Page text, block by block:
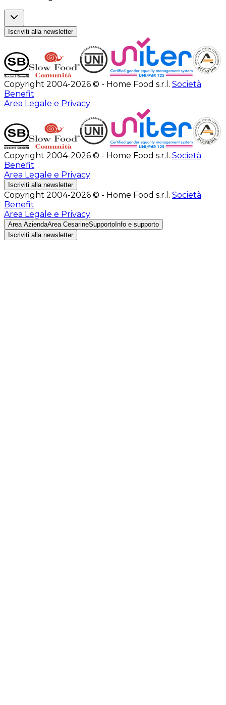
Iscriviti alla newsletter
Copyright 2004-2026 © - Home Food s.r.l. Società
Benefit
Area Legale e Privacy
Copyright 2004-2026 © - Home Food s.r.l. Società
Benefit
Area Legale e Privacy
Iscriviti alla newsletter
Copyright 2004-2026 © - Home Food s.r.l. Società
Benefit
Area Legale e Privacy
Area AziendaArea CesarineSupporto Info e supporto
Iscriviti alla newsletter